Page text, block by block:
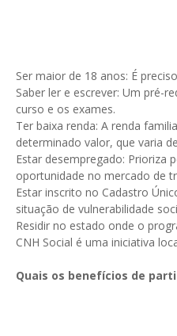
Ser maior de 18 anos: É
Saber ler e escrever: Um pré-
curso e os exames.
Ter baixa renda: A renda
determinado valor, que varia
Estar desempregado: Prioriza
oportunidade no mercado de
Estar inscrito no Cadastro
situação de vulnerabilidade
Residir no estado onde o
CNH Social é uma iniciativa
Quais os benefícios de